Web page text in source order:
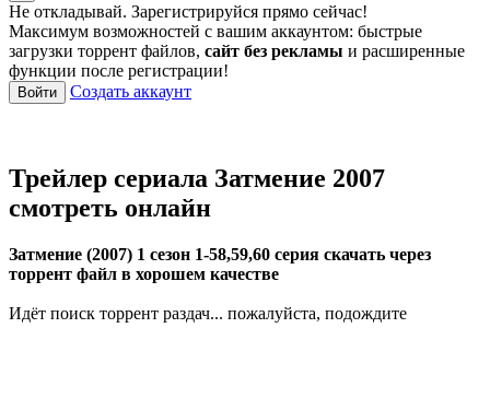
Не откладывай. Зарегистрируйся прямо сейчас!
Максимум возможностей с вашим аккаунтом: быстрые
загрузки торрент файлов, сайт без рекламы и расширенные
функции после регистрации!
Войти Создать аккаунт
Трейлер сериала Затмение 2007
смотреть онлайн
Затмение (2007) 1 сезон 1-58,59,60 серия скачать через
торрент файл в хорошем качестве
Идёт поиск торрент раздач... пожалуйста, подождите